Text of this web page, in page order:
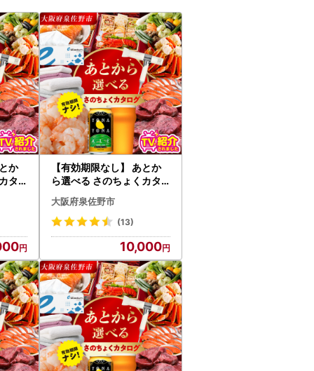
りしております申請書類をご利用くださ
はございますが、ご回答までに1週間ほど
願い申し上げます。
します）
か
タ
【有効期限なし】 あとか
ら選べる さのちょくカタ
ログ（寄附10,000円コー
ス）
大阪府泉佐野市
(13)
10,000